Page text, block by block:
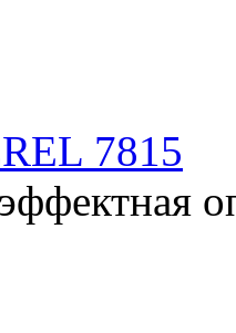
7815